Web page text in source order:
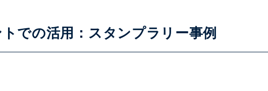
トでの活用：スタンプラリー事例